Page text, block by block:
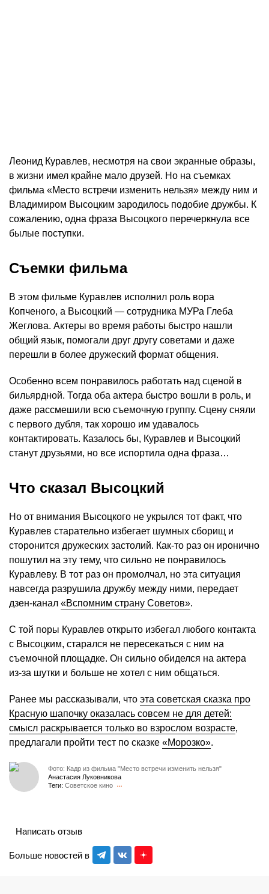
Леонид Куравлев, несмотря на свои экранные образы,
в жизни имел крайне мало друзей. Но на съемках
фильма «Место встречи изменить нельзя» между ним и
Владимиром Высоцким зародилось подобие дружбы. К
сожалению, одна фраза Высоцкого перечеркнула все
былые поступки.
Съемки фильма
В этом фильме Куравлев исполнил роль вора
Копченого, а Высоцкий — сотрудника МУРа Глеба
Жеглова. Актеры во время работы быстро нашли
общий язык, помогали друг другу советами и даже
перешли в более дружеский формат общения.
Особенно всем понравилось работать над сценой в
бильярдной. Тогда оба актера быстро вошли в роль, и
даже рассмешили всю съемочную группу. Сцену сняли
с первого дубля, так хорошо им удавалось
контактировать. Казалось бы, Куравлев и Высоцкий
станут друзьями, но все испортила одна фраза…
Что сказал Высоцкий
Но от внимания Высоцкого не укрылся тот факт, что
Куравлев старательно избегает шумных сборищ и
сторонится дружеских застолий. Как-то раз он иронично
пошутил на эту тему, что сильно не понравилось
Куравлеву. В тот раз он промолчал, но эта ситуация
навсегда разрушила дружбу между ними, передает
дзен-канал «Вспомним страну Советов».
С той поры Куравлев открыто избегал любого контакта
с Высоцким, старался не пересекаться с ним на
съемочной площадке. Он сильно обиделся на актера
из-за шутки и больше не хотел с ним общаться.
Ранее мы рассказывали, что эта советская сказка про
Красную шапочку оказалась совсем не для детей:
смысл раскрывается только во взрослом возрасте,
предлагали пройти тест по сказке «Морозко».
Фото: Кадр из фильма "Место встречи изменить нельзя"
Анастасия Луковникова
Теги: Советское кино
Больше новостей в
Написать отзыв